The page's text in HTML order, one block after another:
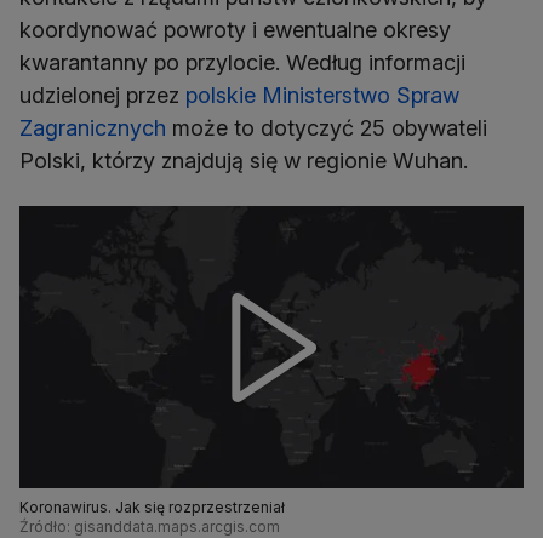
koordynować powroty i ewentualne okresy
kwarantanny po przylocie. Według informacji
udzielonej przez polskie Ministerstwo Spraw
Zagranicznych może to dotyczyć 25 obywateli
Polski, którzy znajdują się w regionie Wuhan.
Koronawirus. Jak się rozprzestrzeniał
Źródło: gisanddata.maps.arcgis.com